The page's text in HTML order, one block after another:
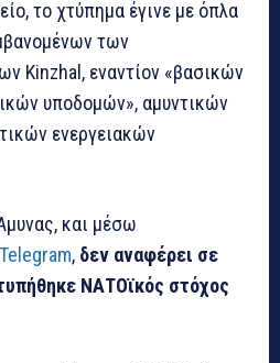
το χτύπημα έγινε με όπλα
των
Kinzhal, εναντίον «βασικών
υποδομών», αμυντικών
ενεργειακών
και μέσω
Telegram, δεν αναφέρει σε
ΝΑΤΟϊκός στόχος